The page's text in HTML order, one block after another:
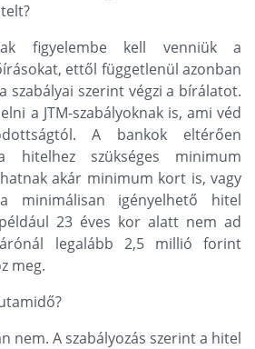
figyelembe kell venniük a
ettől függetlenül azonban
szabályai szerint végzi a bírálatot.
a JTM-szabályoknak is, ami véd
A bankok eltérően
hitelhez szükséges minimum
akár minimum kort is, vagy
minimálisan igényelhető hitel
23 éves kor alatt nem ad
legalább 2,5 millió forint
meg.
nem. A szabályozás szerint a hitel